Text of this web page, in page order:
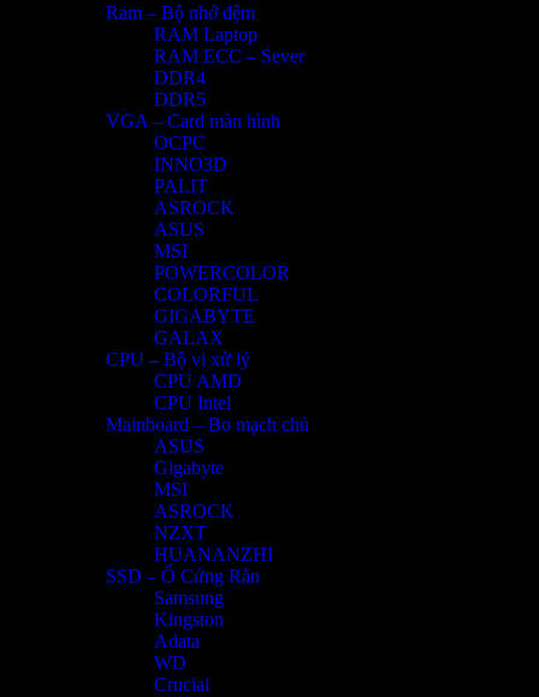
Ram – Bộ nhớ đệm
RAM Laptop
RAM ECC – Sever
DDR4
DDR5
VGA – Card màn hình
OCPC
INNO3D
PALIT
ASROCK
ASUS
MSI
POWERCOLOR
COLORFUL
GIGABYTE
GALAX
CPU – Bộ vi xử lý
CPU AMD
CPU Intel
Mainboard – Bo mạch chủ
ASUS
Gigabyte
MSI
ASROCK
NZXT
HUANANZHI
SSD – Ổ Cứng Rắn
Samsung
Kingston
Adata
WD
Crucial